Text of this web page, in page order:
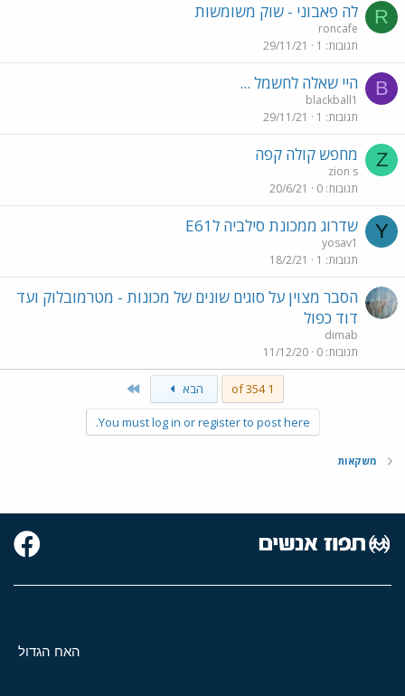
R לה פאבוני - שוק משומשות
roncafe
תגובות 1
29/11/21
B היי שאלה לחשמל ...
blackball1
תגובות 1
29/11/21
Z מחפש קולה קפה
zion s
תגובות 0
20/6/21
Y שדרוג ממכונת סילביה לE61
yosav1
תגובות 1
18/2/21
הסבר מצוין על סוגים שונים של מכונות - מטרמובלוק ועד
דוד כפול
dimab
תגובות 0
11/12/20
1 of 354 הבא
You must log in or register to post here.
משקאות
האח הגדול